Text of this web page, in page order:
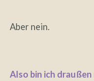
Aber nein.
Also bin ich